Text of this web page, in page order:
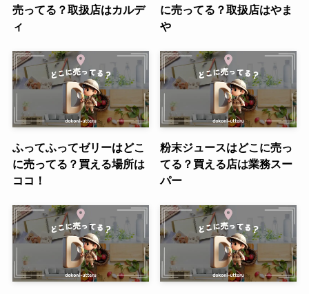
売ってる？取扱店はカルデ
ィ
に売ってる？取扱店はやま
や
ふってふってゼリーはどこ
に売ってる？買える場所は
ココ！
粉末ジュースはどこに売っ
てる？買える店は業務スー
パー